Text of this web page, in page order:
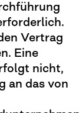
Vertrag
Eine
nicht,
an das von